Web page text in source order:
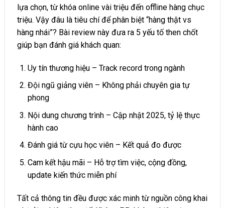
lựa chọn, từ khóa online vài triệu đến offline hàng chục
triệu. Vậy đâu là tiêu chí để phân biệt “hàng thật vs
hàng nhái”? Bài review này đưa ra 5 yếu tố then chốt
giúp bạn đánh giá khách quan:
Uy tín thương hiệu – Track record trong ngành
Đội ngũ giảng viên – Không phải chuyên gia tự
phong
Nội dung chương trình – Cập nhật 2025, tỷ lệ thực
hành cao
Đánh giá từ cựu học viên – Kết quả đo được
Cam kết hậu mãi – Hỗ trợ tìm việc, cộng đồng,
update kiến thức miễn phí
Tất cả thông tin đều được xác minh từ nguồn công khai